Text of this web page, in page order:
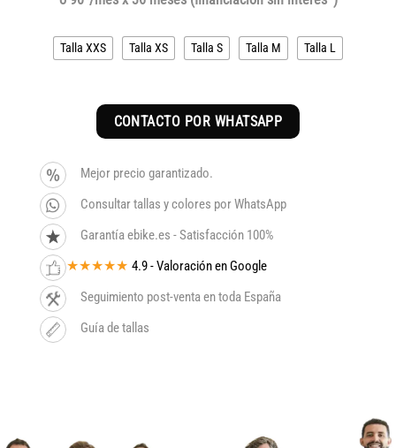
original
era:
actual
es:
Talla XXS Talla XS Talla S Talla M Talla L
CONTACTO POR WHATSAPP
Mejor precio garantizado.
Consultar tallas y colores por WhatsApp
Garantía ebike.es - Satisfacción 100%
★★★★★ 4.9 - Valoración en Google
Seguimiento post-venta en toda España
Guía de tallas